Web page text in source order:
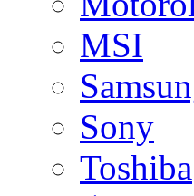
MSI
Sony
Toshiba